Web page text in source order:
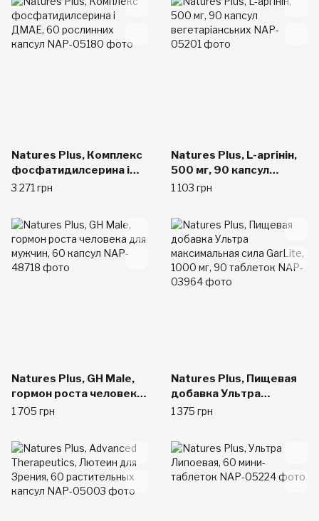
Natures Plus, Комплекс
фосфатидилсерина і
ДМАЕ, 60 рослинних
3 271 грн
Natures Plus, L-аргінін,
500 мг, 90 капсул
вегетаріанських
1 103 грн
Natures Plus, GH Male,
гормон роста человека
для мужчин, 60 капсул
1 705 грн
Natures Plus, Пищевая
добавка Ультра
максимальная сила
таблеток
1 375 грн